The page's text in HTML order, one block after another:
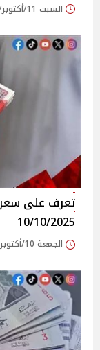
السبت 11/أكتوبر/2025 - 08:50 ص
تعرف على سعر
10/10/2025
الجمعة 10/أكتوبر/2025 - 12:33 م